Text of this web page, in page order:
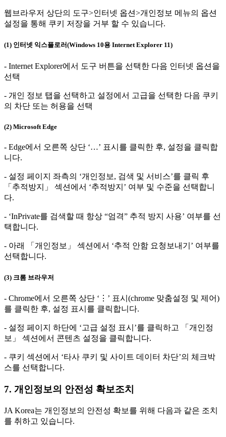
웹브라우저 상단의 도구>인터넷 옵션>개인정보 메뉴의 옵션
설정을 통해 쿠키 저장을 거부 할 수 있습니다.
(1) 인터넷 익스플로러(Windows 10용 Internet Explorer 11)
- Internet Explorer에서 도구 버튼을 선택한 다음 인터넷 옵션을
선택
- 개인 정보 탭을 선택하고 설정에서 고급을 선택한 다음 쿠키
의 차단 또는 허용을 선택
(2) Microsoft Edge
- Edge에서 오른쪽 상단 ‘…’ 표시를 클릭한 후, 설정을 클릭합
니다.
- 설정 페이지 좌측의 ‘개인정보, 검색 및 서비스’를 클릭 후
「추적방지」 섹션에서 ‘추적방지’ 여부 및 수준을 선택합니
다.
- ‘InPrivate를 검색할 때 항상 “엄격” 추적 방지 사용’ 여부를 선
택합니다.
- 아래 「개인정보」 섹션에서 ‘추적 안함 요청보내기’ 여부를
선택합니다.
(3) 크롬 브라우저
- Chrome에서 오른쪽 상단 ‘⋮’ 표시(chrome 맞춤설정 및 제어)
를 클릭한 후, 설정 표시를 클릭합니다.
- 설정 페이지 하단에 ‘고급 설정 표시’를 클릭하고 「개인정
보」 섹션에서 콘텐츠 설정을 클릭합니다.
- 쿠키 섹션에서 ‘타사 쿠키 및 사이트 데이터 차단’의 체크박
스를 선택합니다.
7. 개인정보의 안전성 확보조치
JA Korea는 개인정보의 안전성 확보를 위해 다음과 같은 조치
를 취하고 있습니다.